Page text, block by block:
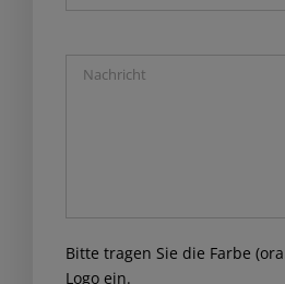
Bitte tragen Sie die Farbe
Logo ein.